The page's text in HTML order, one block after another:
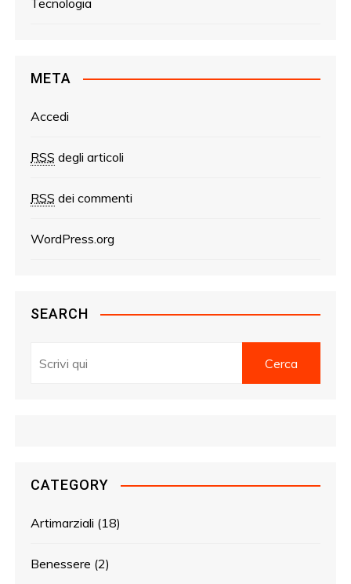
Tecnologia
META
Accedi
RSS degli articoli
RSS dei commenti
WordPress.org
SEARCH
CATEGORY
Artimarziali (18)
Benessere (2)